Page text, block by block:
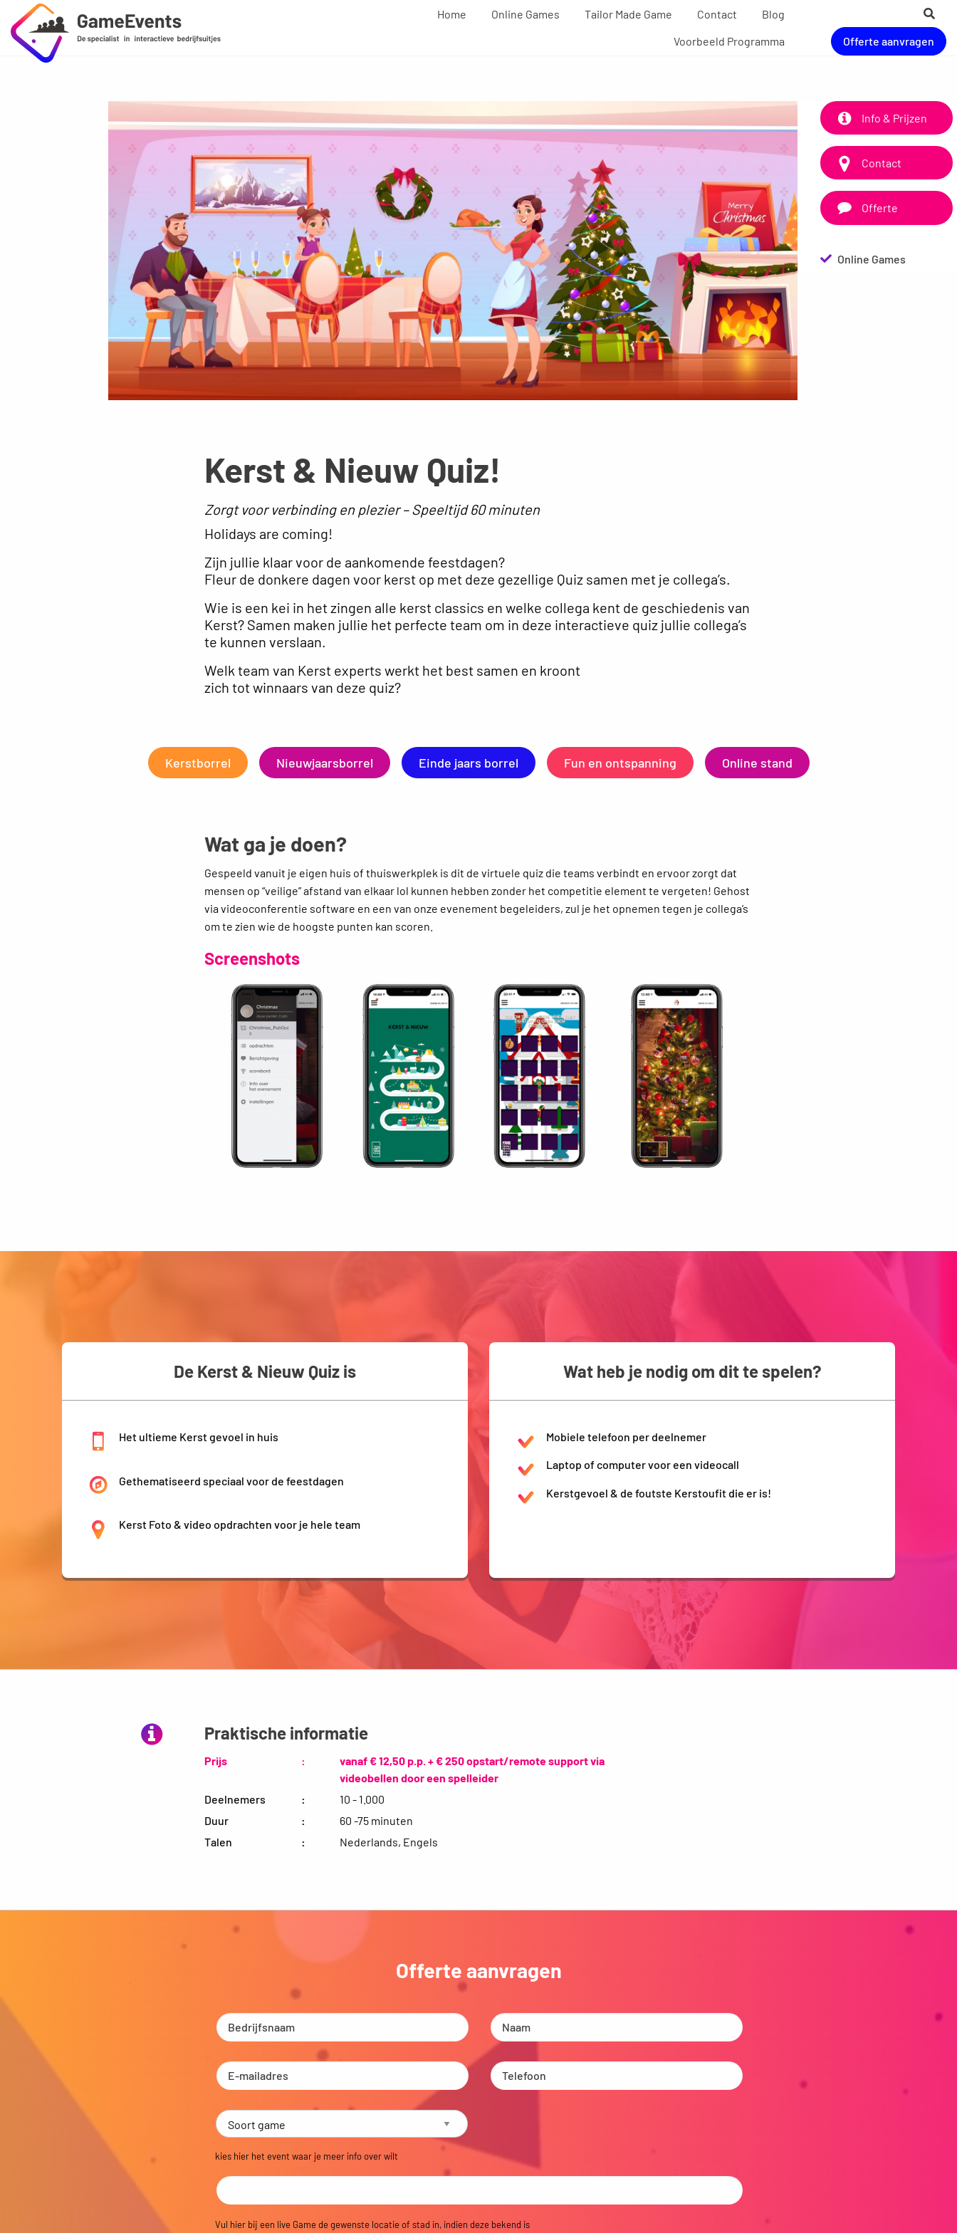
Home Online Games Tailor Made Game Contact Blog
Voorbeeld Programma Offerte aanvragen
Info & Prijzen
Contact
Offerte
Online Games
Kerst & Nieuw Quiz!
Zorgt voor verbinding en plezier – Speeltijd 60 minuten
Holidays are coming!
Zijn jullie klaar voor de aankomende feestdagen?
Fleur de donkere dagen voor kerst op met deze gezellige Quiz samen met je collega’s.
Wie is een kei in het zingen alle kerst classics en welke collega kent de geschiedenis van
Kerst? Samen maken jullie het perfecte team om in deze interactieve quiz jullie collega’s
te kunnen verslaan.
Welk team van Kerst experts werkt het best samen en kroont
zich tot winnaars van deze quiz?
Kerstborrel Nieuwjaarsborrel Einde jaars borrel Fun en ontspanning Online stand
Wat ga je doen?
Gespeeld vanuit je eigen huis of thuiswerkplek is dit de virtuele quiz die teams verbindt en ervoor zorgt dat
mensen op “veilige” afstand van elkaar lol kunnen hebben zonder het competitie element te vergeten! Gehost
via videoconferentie software en een van onze evenement begeleiders, zul je het opnemen tegen je collega’s
om te zien wie de hoogste punten kan scoren.
Screenshots
De Kerst & Nieuw Quiz is
Het ultieme Kerst gevoel in huis
Gethematiseerd speciaal voor de feestdagen
Kerst Foto & video opdrachten voor je hele team
Wat heb je nodig om dit te spelen?
Mobiele telefoon per deelnemer
Laptop of computer voor een videocall
Kerstgevoel & de foutste Kerstoufit die er is!
Praktische informatie
Prijs :
vanaf € 12,50 p.p. + € 250 opstart/remote support via
videobellen door een spelleider
Deelnemers
:
10 - 1.000
Duur
:
60 -75 minuten
Talen
: Nederlands, Engels
Offerte aanvragen
kies hier het event waar je meer info over wilt
Vul hier bij een live Game de gewenste locatie of stad in, indien deze bekend is